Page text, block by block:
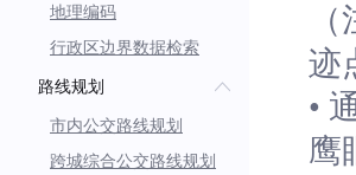
地理编码
行政区边界数据检索
路线规划
市内公交路线规划
跨城综合公交路线规划
迹
•
鹰